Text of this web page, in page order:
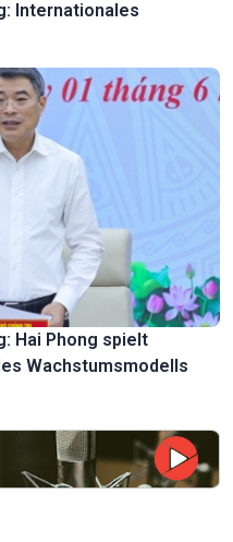
Internationales
Hai Phong spielt
Wachstumsmodells